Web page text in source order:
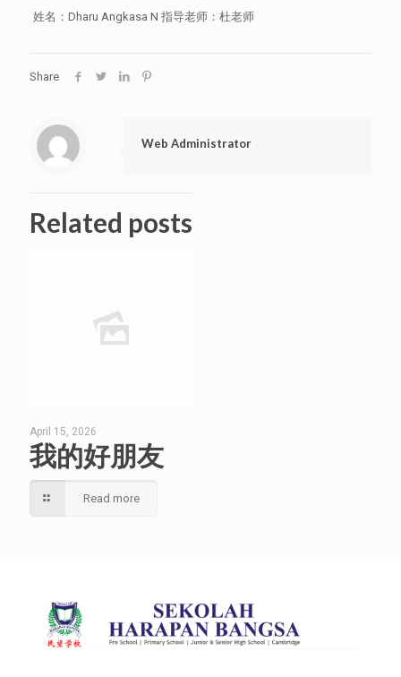
姓名：Dharu Angkasa N 指导老师：杜老师
Share
Web Administrator
Related posts
April 15, 2026
我的好朋友
Read more